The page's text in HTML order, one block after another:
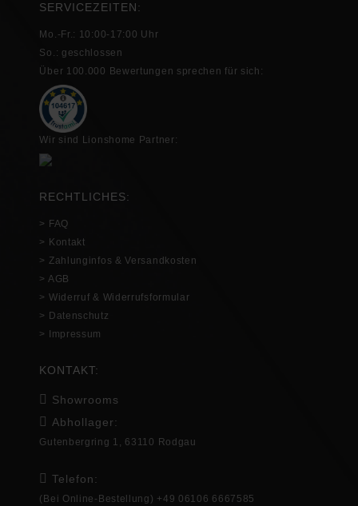
SERVICEZEITEN:
Mo.-Fr.: 10:00-17:00 Uhr
So.: geschlossen
Über 100.000 Bewertungen sprechen für sich:
Wir sind Lionshome Partner:
RECHTLICHES:
> FAQ
> Kontakt
> Zahlunginfos & Versandkosten
> AGB
> Widerruf & Widerrufsformular
> Datenschutz
> Impressum
KONTAKT:
Showrooms
Abhollager:
Gutenbergring 1, 63110 Rodgau
Telefon:
(Bei Online-Bestellung) +49 06106 6667585